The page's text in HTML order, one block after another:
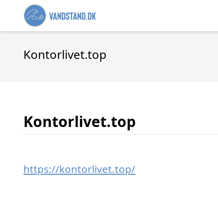
Kontorlivet.top
Kontorlivet.top
https://kontorlivet.top/